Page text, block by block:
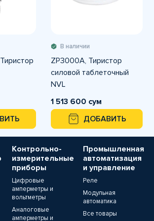
В наличии
ZP3000A, Тиристор
силовой таблеточный
NVL
1 513 600 сум
ДОБАВИТЬ
Контрольно-
измерительные
приборы
Цифровые
амперметры и
вольтметры
Аналоговые
амперметры и
Промышленная
автоматизация
и управление
Реле
Модульная
автоматика
Все товары